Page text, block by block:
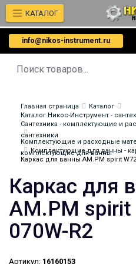
info@nikos-instrument.ru
КАТАЛОГ
Главная страница
Каталог
Каталог Никос-Инструмент -
Сантехника - комплектующие и
сантехники
Комплектующие и расходные
комплектующие для ванны
Комплектующие для ванны -
Каркас для ванны AM.PM spirit
Каркас для
AM.PM spirit
070W-R2
Артикул: 16160153